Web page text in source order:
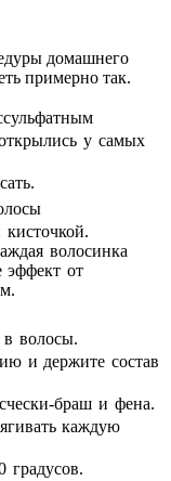
домашнего
примерно так.
у самых
волосинка
эффект от
в волосы.
и держите состав
браш и фена.
каждую
градусов.